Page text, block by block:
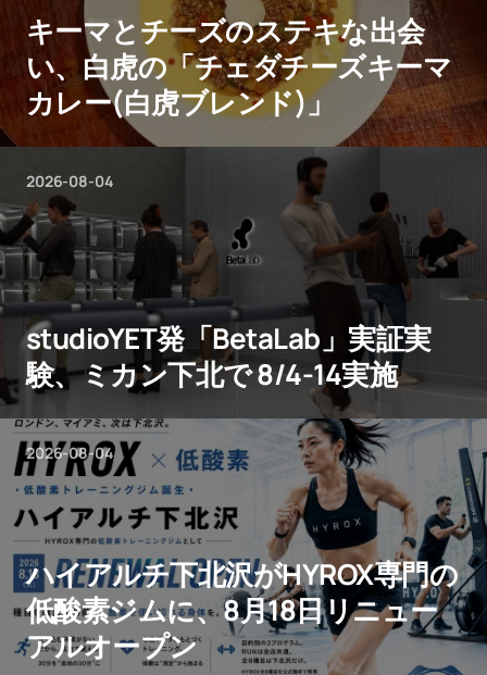
キーマとチーズのステキな出会
い、白虎の「チェダチーズキーマ
カレー(白虎ブレンド)」
2026-08-04
studioYET発「BetaLab」実証実
験、ミカン下北で 8/4-14実施
2026-08-04
ハイアルチ下北沢がHYROX専門の
低酸素ジムに、8月18日リニュー
アルオープン